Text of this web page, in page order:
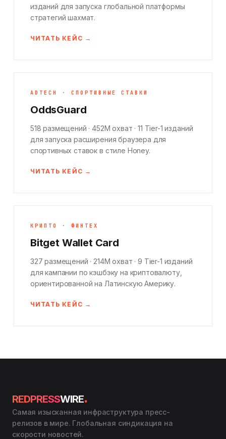
изданий для запуска глобальной платформы
стратегий шахмат.
ЧИТАТЬ КЕЙС →
ADTECH · СПОРТИВНЫЕ СТАВКИ
OddsGuard
518 размещений · 452M охват · 11 Tier-1 изданий
для запуска расширения браузера для
спортивных ставок в стиле Honey.
ЧИТАТЬ КЕЙС →
КРИПТО · ФИНТЕХ
Bitget Wallet Card
327 размещений · 214M охват · 9 Tier-1 изданий
для кампании по кэшбэку на криптовалюту,
ориентированной на Латинскую Америку.
ЧИТАТЬ КЕЙС →
REDPRESSWIRE.
Самая изысканная инфраструктура пресс-
релизов в мире. Глобальная синдикация на
скорости новостей.